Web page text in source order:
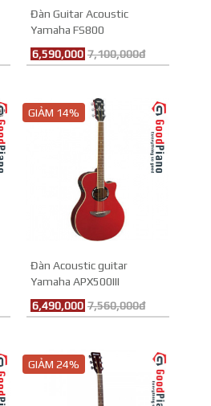
Đàn Guitar Acoustic
Yamaha FS800
6,590,000 7,100,000đ
GIẢM 14%
Đàn Acoustic guitar
Yamaha APX500III
6,490,000 7,560,000đ
GIẢM 24%